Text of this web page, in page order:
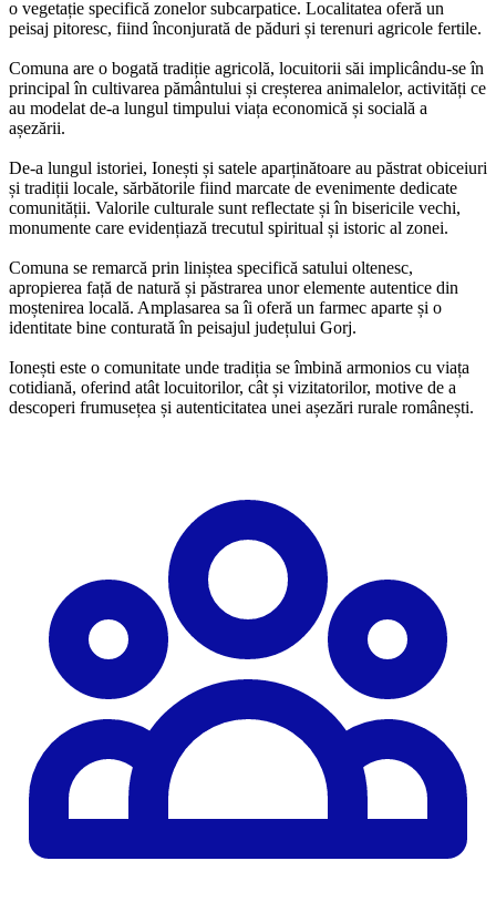
o vegetație specifică zonelor subcarpatice. Localitatea oferă un
peisaj pitoresc, fiind înconjurată de păduri și terenuri agricole fertile.
Comuna are o bogată tradiție agricolă, locuitorii săi implicându-se în
principal în cultivarea pământului și creșterea animalelor, activități ce
au modelat de-a lungul timpului viața economică și socială a
așezării.
De-a lungul istoriei, Ionești și satele aparținătoare au păstrat obiceiuri
și tradiții locale, sărbătorile fiind marcate de evenimente dedicate
comunității. Valorile culturale sunt reflectate și în bisericile vechi,
monumente care evidențiază trecutul spiritual și istoric al zonei.
Comuna se remarcă prin liniștea specifică satului oltenesc,
apropierea față de natură și păstrarea unor elemente autentice din
moștenirea locală. Amplasarea sa îi oferă un farmec aparte și o
identitate bine conturată în peisajul județului Gorj.
Ionești este o comunitate unde tradiția se îmbină armonios cu viața
cotidiană, oferind atât locuitorilor, cât și vizitatorilor, motive de a
descoperi frumusețea și autenticitatea unei așezări rurale românești.